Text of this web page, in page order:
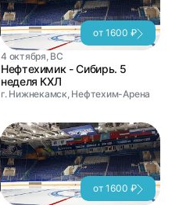
от 1600 ₽
4 октября, ВС
Нефтехимик - Сибирь. 5
неделя КХЛ
г. Нижнекамск, Нефтехим-Арена
от 1600 ₽